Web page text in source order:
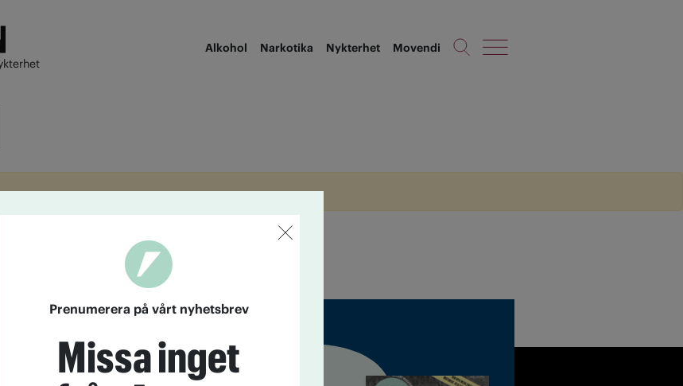
Alkohol Narkotika Nykterhet Movendi
och nykterhet
Prenumerera på vårt nyhetsbrev
Missa inget